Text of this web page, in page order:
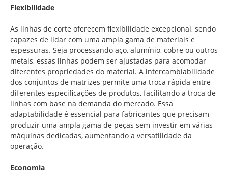
Flexibilidade
As linhas de corte oferecem flexibilidade excepcional, sendo
capazes de lidar com uma ampla gama de materiais e
espessuras. Seja processando aço, alumínio, cobre ou outros
metais, essas linhas podem ser ajustadas para acomodar
diferentes propriedades do material. A intercambiabilidade
dos conjuntos de matrizes permite uma troca rápida entre
diferentes especificações de produtos, facilitando a troca de
linhas com base na demanda do mercado. Essa
adaptabilidade é essencial para fabricantes que precisam
produzir uma ampla gama de peças sem investir em várias
máquinas dedicadas, aumentando a versatilidade da
operação.
Economia